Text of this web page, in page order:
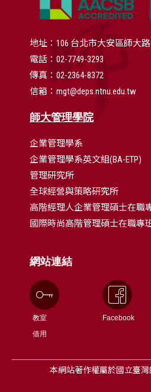
地址：106 台北市大安區師大
電話：02-7749-3293
傳真：02-2364-8372
信箱：mgt@deps.ntnu.edu.tw
師大管理學院
企業管理學系
企業管理學系英文組(BA-ETP)
管理研究所
全球經營與策略研究所
高階經理人企業管理碩士在職
國際時尚高階管理碩士在職專
網站連結
教室
借用
Facebook
本網站著作權屬於國立臺